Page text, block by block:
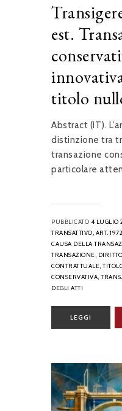
est.
titolo
Abstract (IT).
distinzione tra
transazione
particolare
PUBBLICATO 4 LUGLIO
TRANSATTIVO, ART.
CAUSA DELLA
TRANSAZIONE,
CONTRATTUALE,
CONSERVATIVA,
DEGLI ATTI
LEGGI